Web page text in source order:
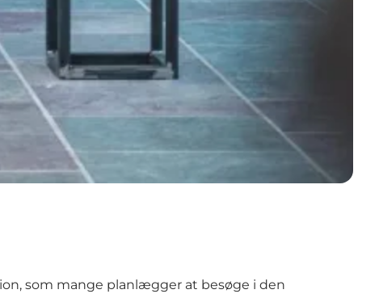
som mange planlægger at besøge i den